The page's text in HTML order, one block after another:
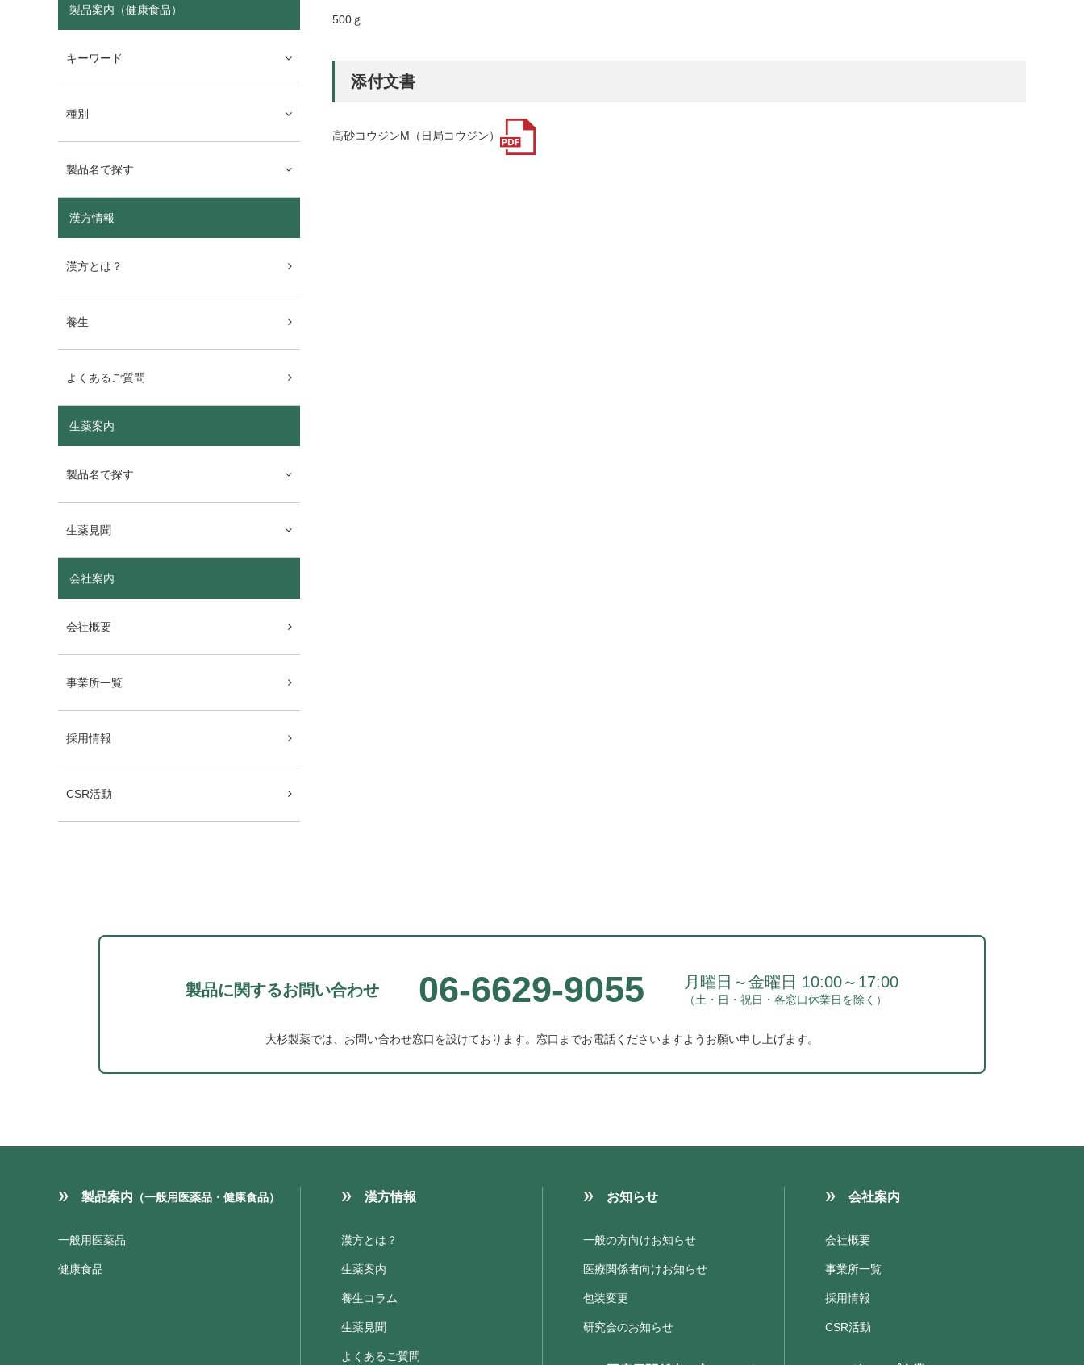
500ｇ
添付文書
高砂コウジンM（日局コウジン）
製品案内（健康食品）
キーワード
種別
製品名で探す
漢方情報
漢方とは？
養生
よくあるご質問
生薬案内
製品名で探す
生薬見聞
会社案内
会社概要
事業所一覧
採用情報
CSR活動
製品に関するお問い合わせ 06-6629-9055 月曜日～金曜日 10:00～17:00
（土・日・祝日・各窓口休業日を除く）
大杉製薬では、お問い合わせ窓口を設けております。 窓口までお電話くださいますようお願い申し上げます。
製品案内 （一般用医薬品・健康食品）
一般用医薬品
健康食品
漢方情報
漢方とは？
生薬案内
養生コラム
生薬見聞
よくあるご質問
お知らせ
一般の方向けお知らせ
医療関係者向けお知らせ
包装変更
研究会のお知らせ
会社案内
会社概要
事業所一覧
採用情報
CSR活動